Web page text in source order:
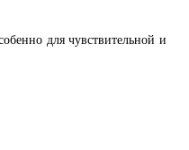
для чувствительной и